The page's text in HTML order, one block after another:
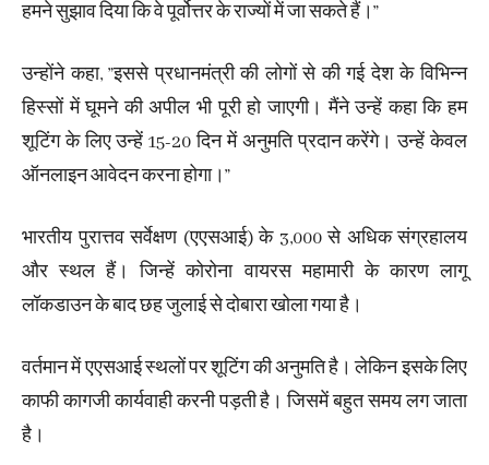
हमने सुझाव दिया कि वे पूर्वोत्तर के राज्यों में जा सकते हैं।”
उन्होंने कहा, ”इससे प्रधानमंत्री की लोगों से की गई देश के विभिन्न
हिस्सों में घूमने की अपील भी पूरी हो जाएगी। मैंने उन्हें कहा कि हम
शूटिंग के लिए उन्हें 15-20 दिन में अनुमति प्रदान करेंगे। उन्हें केवल
ऑनलाइन आवेदन करना होगा।”
भारतीय पुरात्तव सर्वेक्षण (एएसआई) के 3,000 से अधिक संग्रहालय
और स्थल हैं। जिन्हें कोरोना वायरस महामारी के कारण लागू
लॉकडाउन के बाद छह जुलाई से दोबारा खोला गया है।
वर्तमान में एएसआई स्थलों पर शूटिंग की अनुमति है। लेकिन इसके लिए
काफी कागजी कार्यवाही करनी पड़ती है। जिसमें बहुत समय लग जाता
है।